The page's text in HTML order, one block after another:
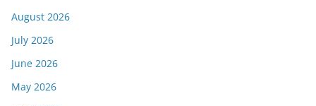
August 2026
July 2026
June 2026
May 2026